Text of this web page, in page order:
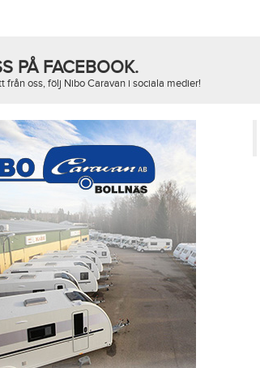
PÅ FACEBOOK.
från oss, följ Nibo Caravan i sociala medier!